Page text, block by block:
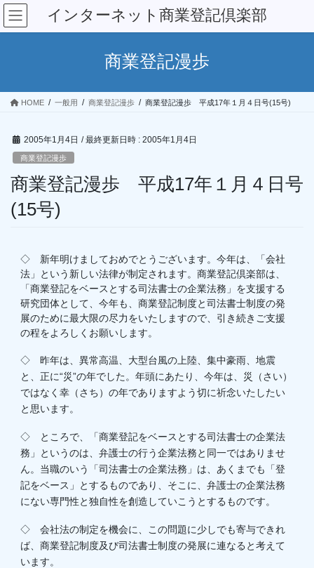
コ
ン
テ
ス
ナ
ビ
ゲ
ン
インターネット商業登記倶楽部
商業登記漫歩
HOME 一般用 商業登記漫歩 商業登記漫歩 平成17年１月４日号(15号)
2005年1月4日 / 最終更新日時 : 2005年1月4日
商業登記漫歩
商業登記漫歩 平成17年１月４日号
(15号)
◇ 新年明けましておめでとうございます。今年は、「会社
法」という新しい法律が制定されます。商業登記倶楽部は、
「商業登記をベースとする司法書士の企業法務」を支援する
研究団体として、今年も、商業登記制度と司法書士制度の発
展のために最大限の尽力をいたしますので、引き続きご支援
の程をよろしくお願いします。
◇ 昨年は、異常高温、大型台風の上陸、集中豪雨、地震
と、正に“災”の年でした。年頭にあたり、今年は、災（さい）
ではなく幸（さち）の年でありますよう切に祈念いたしたい
と思います。
◇ ところで、「商業登記をベースとする司法書士の企業法
務」というのは、弁護士の行う企業法務と同一ではありませ
ん。当職のいう「司法書士の企業法務」は、あくまでも「登
記をベース」とするものであり、そこに、弁護士の企業法務
にない専門性と独自性を創造していこうとするものです。
◇ 会社法の制定を機会に、この問題に少しでも寄与できれ
ば、商業登記制度及び司法書士制度の発展に連なると考えて
います。